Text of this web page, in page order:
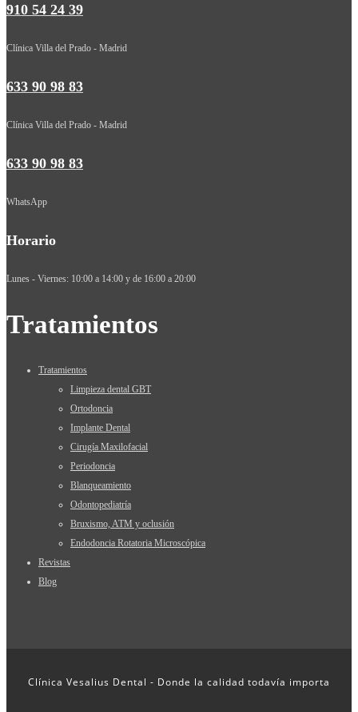
910 54 24 39
Clínica Villa del Prado - Madrid
633 90 98 83
Clínica Villa del Prado - Madrid
633 90 98 83
WhatsApp
Horario
Lunes - Viernes: 10:00 a 14:00 y de 16:00 a 20:00
Tratamientos
Tratamientos
Limpieza dental GBT
Ortodoncia
Implante Dental
Cirugía Maxilofacial
Periodoncia
Blanqueamiento
Odontopediatría
Bruxismo, ATM y oclusión
Endodoncia Rotatoria Microscópica
Revistas
Blog
Clínica Vesalius Dental - Donde la calidad todavía importa